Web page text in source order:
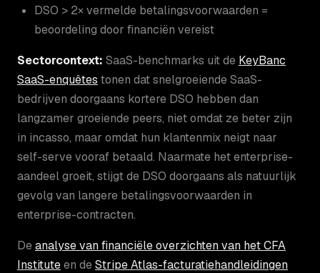
DSO > 2× vermelde betalingsvoorwaarden =
beoordeling door financiën vereist
Sectorcontext: SaaS-benchmarks uit de KeyBanc
SaaS-enquêtes tonen dat snelgroeiende SaaS-
bedrijven doorgaans kortere DSO hebben dan
langzamer groeiende peers, niet omdat ze beter zijn
in incasso, maar omdat hun klantenmix neigt naar
self-serve vooraf betaald. Naarmate het enterprise-
aandeel groeit, stijgt de DSO doorgaans als natuurlijk
gevolg van langere betalingsvoorwaarden in
enterprise-contracten.
De analyse van financiële overzichten van het CFA
Instituteen de Stripe Atlas-facturatiehandleidingen